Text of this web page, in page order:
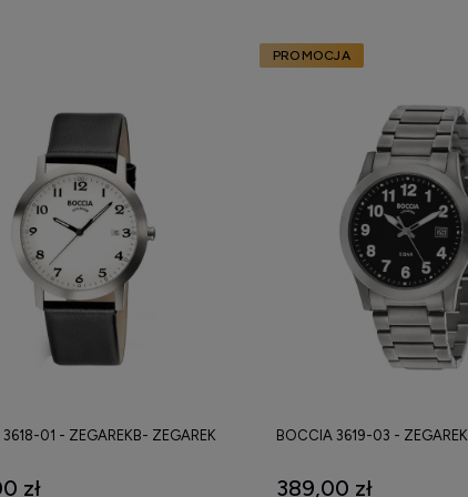
01 - ZEGAREKB- ZEGAREK
zł
BOCCIA 3619-03 - ZEGAREK
389,00 zł
PROMOCJA